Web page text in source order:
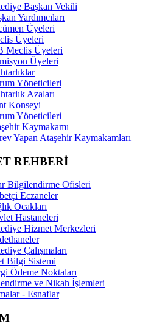
Başkan Vekili
Yardımcıları
Üyeleri
Üyeleri
Meclis Üyeleri
Üyeleri
Yöneticileri
Azaları
Konseyi
Yöneticileri
Kaymakamı
Yapan Ataşehir Kaymakamları
REHBERİ
Bilgilendirme Ofisleri
Eczaneler
Ocakları
Hastaneleri
Hizmet Merkezleri
Çalışmaları
Bilgi Sistemi
Ödeme Noktaları
ve Nikah İşlemleri
- Esnaflar